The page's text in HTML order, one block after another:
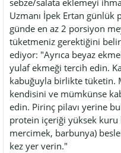
sebze/salata eklemeyi
Uzmanı İpek Ertan
günde en az 2 porsiyon
tüketmeniz gerektiğini
ediyor: "Ayrıca beyaz
yulaf ekmeği tercih edin.
kabuğuyla birlikte tüketin.
kendisini ve mümkünse
edin. Pirinç pilavı yerine
protein içeriği yüksek
mercimek, barbunya)
kez yer verin."